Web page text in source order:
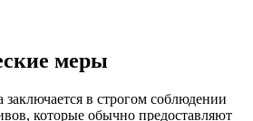
меры
в строгом соблюдении
которые обычно предоставляют